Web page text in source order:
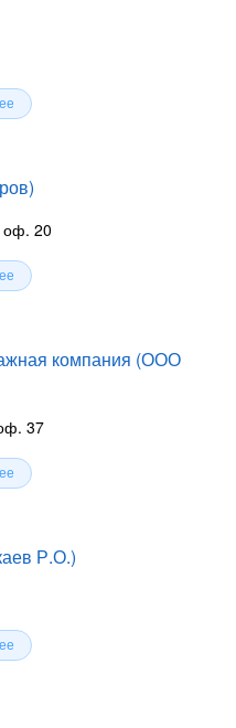
оф. 20
компания (ООО
37
Р.О.)